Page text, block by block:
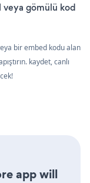
gömülü kod
bir embed kodu alan
kaydet, canlı
app will